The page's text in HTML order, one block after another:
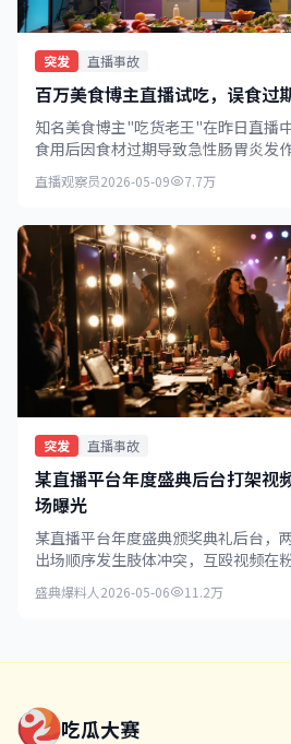
突发 直播事故
百万美食博主直播试吃，误食过
知名美食博主"吃货老王"在昨日直播
食用后因食材过期导致急性肠胃炎发
被迫中断并紧急送医。
直播观察员2026-05-09 7.7万
突发 直播事故
某直播平台年度盛典后台打架视
场曝光
某直播平台年度盛典颁奖典礼后台，
出场顺序发生肢体冲突，互殴视频在
盛典爆料人 2026-05-06 11.2万
吃瓜大赛